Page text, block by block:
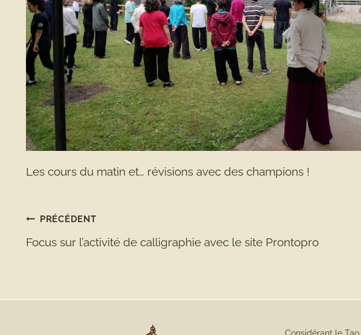
Les cours du matin et… révisions avec des champions !
NAVIGATION
DE
PRÉCÉDENT
Focus sur l’activité de calligraphie avec le site Prontopro
Considérant le